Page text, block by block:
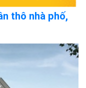
thô nhà phố,